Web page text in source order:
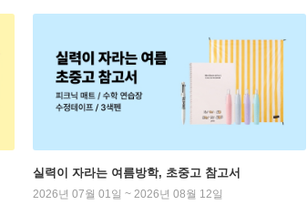
실력이 자라는 여름방학, 초중고 참고서
2026년 07월 01일 ~ 2026년 08월 12일